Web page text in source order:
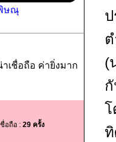
ษณุ
เชื่อถือ ค่ายิ่งมาก
อถือ : 29 ครั้ง
(
โ